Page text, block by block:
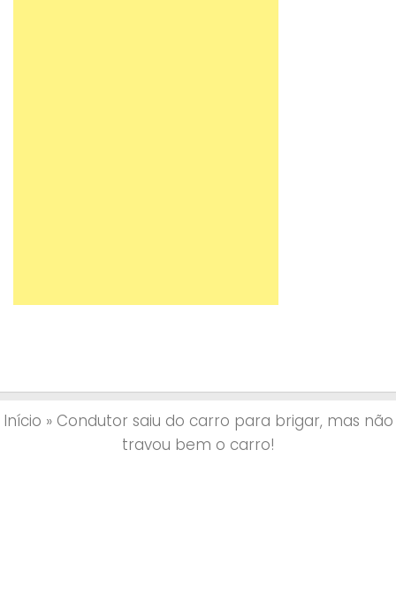
Início » Condutor saiu do carro para brigar, mas não
travou bem o carro!